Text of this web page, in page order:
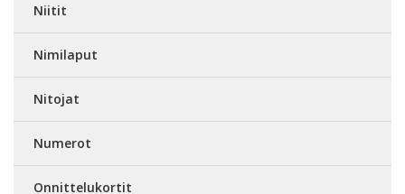
Niitit
Nimilaput
Nitojat
Numerot
Onnittelukortit